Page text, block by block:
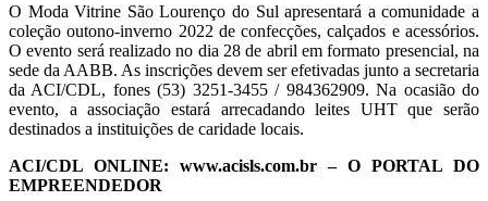
O Moda Vitrine São Lourenço do Sul apresentará a comunidade a
coleção outono-inverno 2022 de confecções, calçados e acessórios.
O evento será realizado no dia 28 de abril em formato presencial, na
sede da AABB. As inscrições devem ser efetivadas junto a secretaria
da ACI/CDL, fones (53) 3251-3455 / 984362909. Na ocasião do
evento, a associação estará arrecadando leites UHT que serão
destinados a instituições de caridade locais.
ACI/CDL ONLINE: www.acisls.com.br – O PORTAL DO
EMPREENDEDOR